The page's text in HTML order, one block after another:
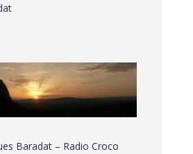
Baradat – Radio Croco